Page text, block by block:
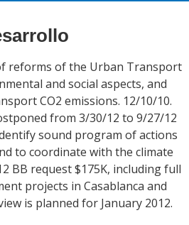
reforms of the Urban Transport
and social aspects, and
CO2 emissions. 12/10/10.
from 3/30/12 to 9/27/12
sound program of actions
to coordinate with the climate
BB request $175K, including full
projects in Casablanca and
is planned for January 2012.